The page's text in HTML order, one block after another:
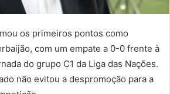
os primeiros pontos como
com um empate a 0-0 frente à
do grupo C1 da Liga das Nações.
não evitou a despromoção para a